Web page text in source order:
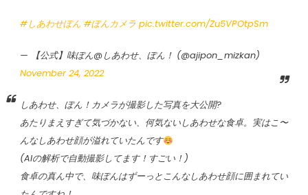
#しあわせぽん #ぽんカメラ pic.twitter.com/Zu5VPOtpSm
— 【公式】味ぽん@しあわせ、ぽん！ (@ajipon_mizkan)
November 24, 2022
しあわせ、ぽん！カメラが撮影した写真を大公開?
あたりまえすぎて気づかない、何気ないしあわせな食卓。実はこ〜
んなしあわせ顔が溢れていたんです
(AIの解析で自動撮影してます！すごい！)
食卓の真ん中で、味ぽんはずーっとこんなしあわせ顔に囲まれてい